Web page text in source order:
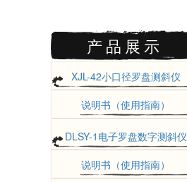
产品展示
XJL-42小口径罗盘测斜仪
说明书（使用指南）
DLSY-1电子罗盘数字测斜仪
说明书（使用指南）